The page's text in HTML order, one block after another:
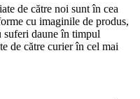
de către noi sunt în cea
cu imaginile de produs,
suferi daune în timpul
de către curier în cel mai